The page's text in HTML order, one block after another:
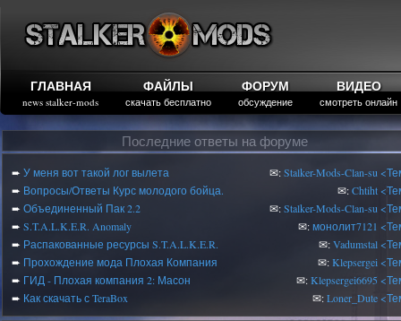
ГЛАВНАЯ
news stalker-mods
ФАЙЛЫ
скачать бесплатно
ФОРУМ
обсуждение
ВИДЕО
смотреть онлайн
Последние ответы на форуме
➨ У меня вот такой лог вылета ✉:Stalker-Mods-Clan-su
➨ Вопросы/Ответы Курс молодого бойца. ✉:Chtiht
➨ Объединенный Пак 2.2 ✉:Stalker-Mods-Clan-su
➨ S.T.A.L.K.E.R. Anomaly ✉:монолит7121
➨ Распакованные ресурсы S.T.A.L.K.E.R. ✉:Vadumstal
➨ Прохождение мода Плохая Компания ✉:Klepsergei
➨ ГИД - Плохая компания 2: Масон ✉:Klepsergei6695
➨ Как скачать с TeraBox ✉:Loner_Dute